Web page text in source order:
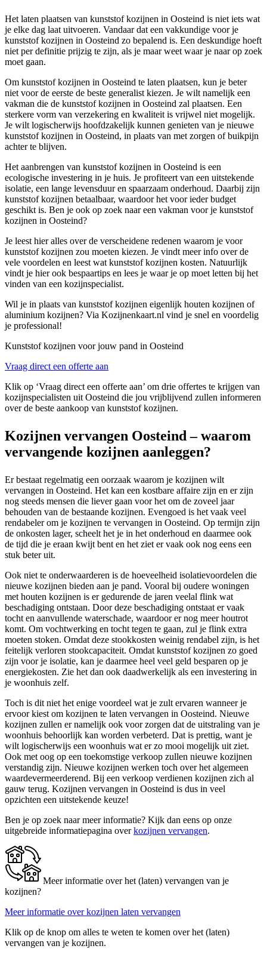
Het laten plaatsen van kunststof kozijnen in Oosteind is niet iets wat
je elke dag laat uitvoeren. Vandaar dat een vakkundige voor je
kunststof kozijnen in Oosteind zo bepalend is. Een deskundige hoeft
niet per definitie prijzig te zijn, als je maar weet waar je naar op zoek
moet gaan.
Om kunststof kozijnen in Oosteind te laten plaatsen, kun je beter
niet voor de eerste de beste generalist kiezen. Je wilt namelijk een
vakman die de kunststof kozijnen in Oosteind zal plaatsen. Een
sterkere vorm van verzekering en kwaliteit is vrijwel niet mogelijk.
Je wilt logischerwijs hoofdzakelijk kunnen genieten van je nieuwe
kunststof kozijnen in Oosteind, in plaats van met zorgen of buikpijn
achter te blijven.
Het aanbrengen van kunststof kozijnen in Oosteind is een
ecologische investering in je huis. Je profiteert van een uitstekende
isolatie, een lange levensduur en spaarzaam onderhoud. Daarbij zijn
kunststof kozijnen betaalbaar, waardoor het voor ieder budget
geschikt is. Ben je ook op zoek naar een vakman voor je kunststof
kozijnen in Oosteind?
Je leest hier alles over de verscheidene redenen waarom je voor
kunststof kozijnen zou moeten kiezen. Je vindt meer info over de
vele voordelen en leest wat kunststof kozijnen kosten. Natuurlijk
vindt je hier ook bespaartips en lees je waar je op moet letten bij het
vinden van een kozijnspecialist.
Wil je in plaats van kunststof kozijnen eigenlijk houten kozijnen of
aluminium kozijnen? Via Kozijnenkaart.nl vind je snel en voordelig
je professional!
Kunststof kozijnen voor jouw pand in Oosteind
Vraag direct een offerte aan
Klik op ‘Vraag direct een offerte aan’ om drie offertes te krijgen van
kozijnspecialisten uit Oosteind die jou vrijblijvend zullen informeren
over de beste aankoop van kunststof kozijnen.
Kozijnen vervangen Oosteind – waarom
vervangende kozijnen aanleggen?
Er bestaat regelmatig een oorzaak waarom je kozijnen wilt
vervangen in Oosteind. Het kan een kostbare affaire zijn en er zijn
nog steeds mensen die liever gaan voor het om de zoveel jaar
behouden van de bestaande kozijnen. Evengoed is het vaak veel
rendabeler om je kozijnen te vervangen in Oosteind. Op termijn zijn
de onkosten lager, scheelt het je in het onderhoud en daarmee ook
de tijd die je eraan kwijt bent en het ziet er vaak ook nog eens een
stuk beter uit.
Ook niet te onderwaarderen is de hoeveelheid isolatievoordelen die
nieuwe kozijnen bieden aan je pand. Vooral bij oudere woningen
met houten kozijnen is er gedurende de jaren veelal flink wat
beschadiging ontstaan. Door deze beschadiging ontstaat er vaak
tocht en aanvullende waterschade, waardoor er nog meer houtrot
komt. Om vochtwerking en tocht tegen te gaan, zul je flink extra
moeten stoken. Omdat deze stookkosten weinig rendabel zijn, is het
feitelijk verloren stookcapaciteit. Omdat kunststof kozijnen zo goed
zijn voor je isolatie, kan je daarmee heel veel geld besparen op je
energiekosten. Zie het dan ook daadwerkelijk als een investering in
je woonhuis zelf.
Toch is dit niet het enige voordeel wat je zult ervaren wanneer je
ervoor kiest om kozijnen te laten vervangen in Oosteind. Nieuwe
kozijnen zullen er namelijk ook voor zorgen dat de uitstraling van je
woonhuis behoorlijk kan worden verbeterd. Dat is prettig, want je
wilt logischerwijs een woonhuis wat er zo mooi mogelijk uit ziet.
Ook met oog op een toekomstige verkoop zullen nieuwe kozijnen
verstandig zijn. Nieuwe kozijnen werken toch over het algemeen
waardevermeerderend. Bij een verkoop verdienen kozijnen zich al
gauw terug. Kozijnen vervangen in Oosteind is dus in veel
opzichten een uitstekende keuze!
Ben je op zoek naar meer informatie? Kijk dan eens op onze
uitgebreide informatiepagina overkozijnen vervangen.
Meer informatie over het (laten) vervangen van je
kozijnen?
Meer informatie over kozijnen laten vervangen
Klik op de knop om alles te weten te komen over het (laten)
vervangen van je kozijnen.